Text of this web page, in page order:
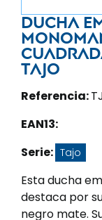
Ducha
Tajo
Referencia:
EAN13:
Serie: Tajo
Esta ducha
destaca por
negro mate.